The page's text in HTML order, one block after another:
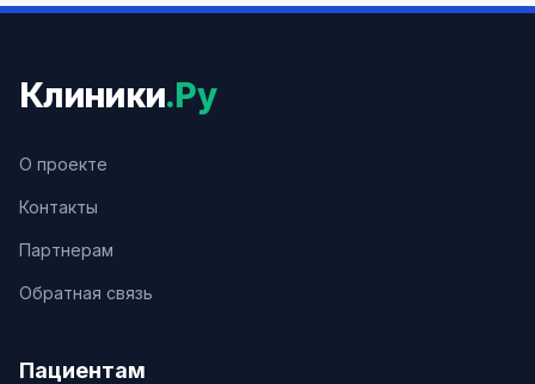
Клиники.Ру
О проекте
Контакты
Партнерам
Обратная связь
Пациентам